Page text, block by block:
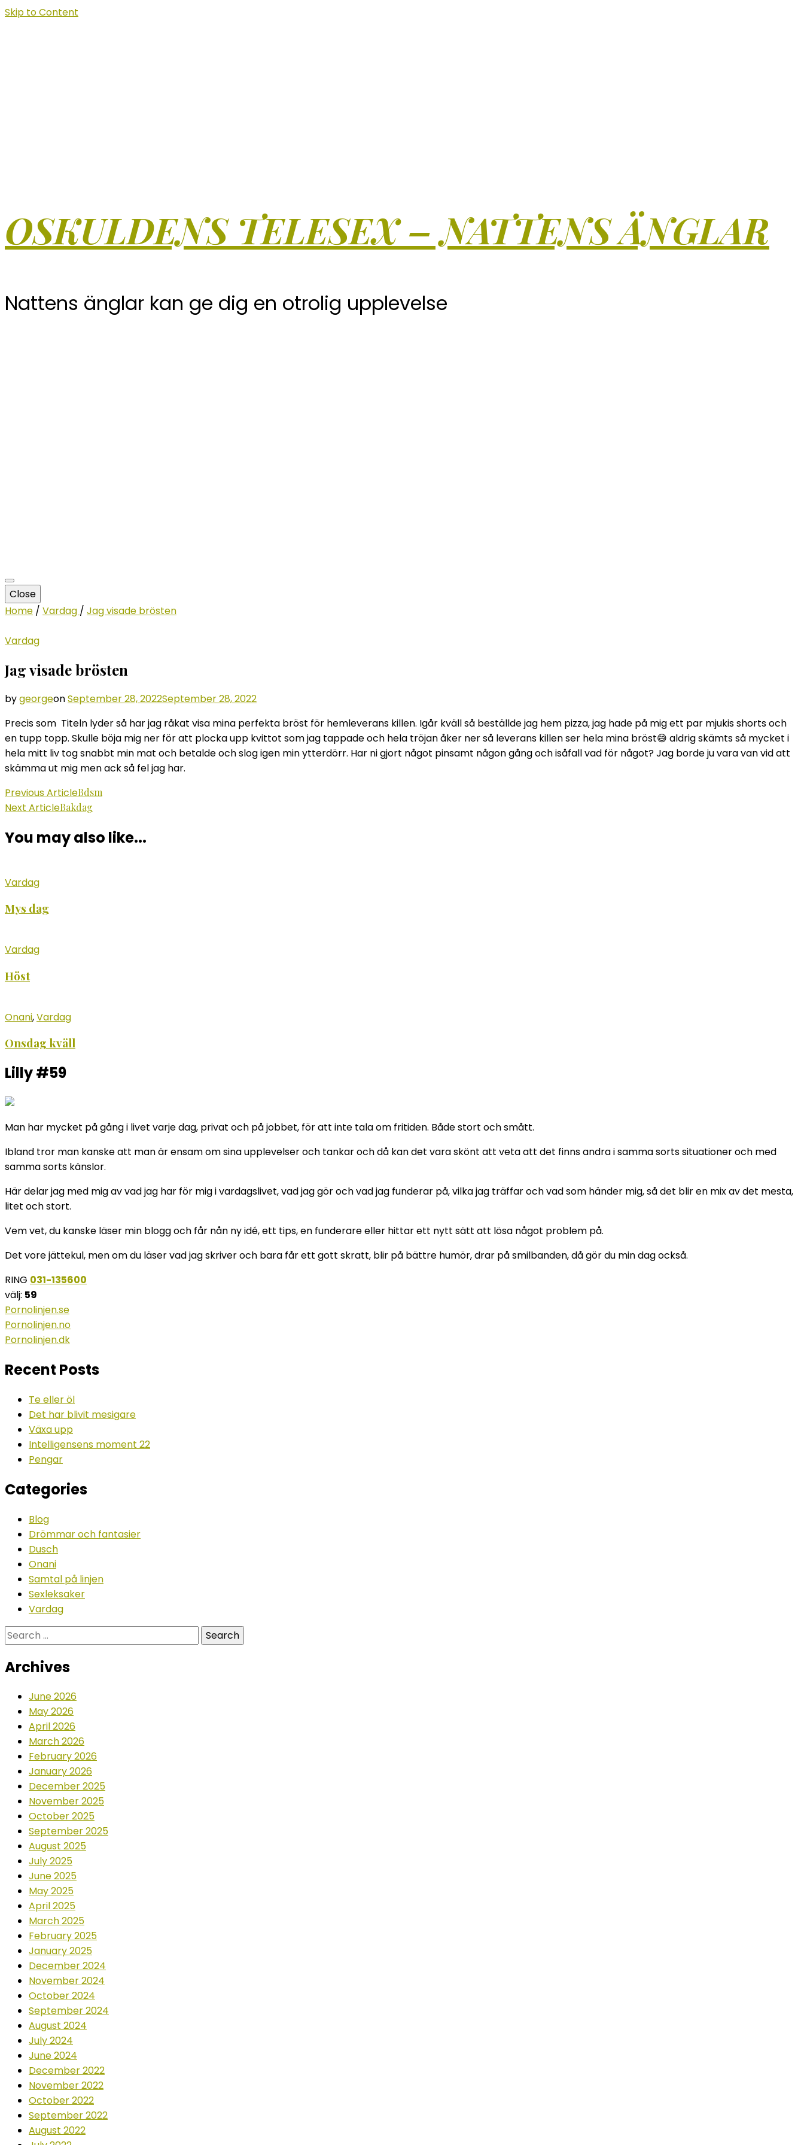
Skip to Content
OSKULDENS TELESEX – NATTENS ÄNGLAR
Nattens änglar kan ge dig en otrolig upplevelse
Close
Home / Vardag / Jag visade brösten
Vardag
Jag visade brösten
bygeorgeonSeptember 28, 2022September 28, 2022
Precis som Titeln lyder så har jag råkat visa mina perfekta bröst för hemleverans killen. Igår kväll så beställde jag hem pizza, jag hade på mig ett par mjukis shorts och
en tupp topp. Skulle böja mig ner för att plocka upp kvittot som jag tappade och hela tröjan åker ner så leverans killen ser hela mina bröst😅 aldrig skämts så mycket i
hela mitt liv tog snabbt min mat och betalde och slog igen min ytterdörr. Har ni gjort något pinsamt någon gång och isåfall vad för något? Jag borde ju vara van vid att
skämma ut mig men ack så fel jag har.
Post
Navigation
Previous ArticleBdsm
Next ArticleBakdag
You may also like...
Vardag
Mys dag
Vardag
Höst
Onani,Vardag
Onsdag kväll
Lilly #59
Man har mycket på gång i livet varje dag, privat och på jobbet, för att inte tala om fritiden. Både stort och smått.
Ibland tror man kanske att man är ensam om sina upplevelser och tankar och då kan det vara skönt att veta att det finns andra i samma sorts situationer och med
samma sorts känslor.
Här delar jag med mig av vad jag har för mig i vardagslivet, vad jag gör och vad jag funderar på, vilka jag träffar och vad som händer mig, så det blir en mix av det mesta,
litet och stort.
Vem vet, du kanske läser min blogg och får nån ny idé, ett tips, en funderare eller hittar ett nytt sätt att lösa något problem på.
Det vore jättekul, men om du läser vad jag skriver och bara får ett gott skratt, blir på bättre humör, drar på smilbanden, då gör du min dag också.
RING 031-135600
välj: 59
Pornolinjen.se
Pornolinjen.no
Pornolinjen.dk
Recent Posts
Te eller öl
Det har blivit mesigare
Växa upp
Intelligensens moment 22
Pengar
Categories
Blog
Drömmar och fantasier
Dusch
Onani
Samtal på linjen
Sexleksaker
Vardag
Search
for:
Archives
June 2026
May 2026
April 2026
March 2026
February 2026
January 2026
December 2025
November 2025
October 2025
September 2025
August 2025
July 2025
June 2025
May 2025
April 2025
March 2025
February 2025
January 2025
December 2024
November 2024
October 2024
September 2024
August 2024
July 2024
June 2024
December 2022
November 2022
October 2022
September 2022
August 2022